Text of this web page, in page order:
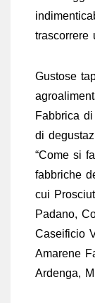
trascorrere
Gustose
Fabbrica
di
“Come si
fabbriche
cui
Padano,
Caseificio
Amarene
Ardenga,